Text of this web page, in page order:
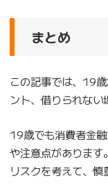
まとめ
この記事では、19
ント、借りられない
19歳でも消費者金
や注意点があります
リスクを考えて、慎